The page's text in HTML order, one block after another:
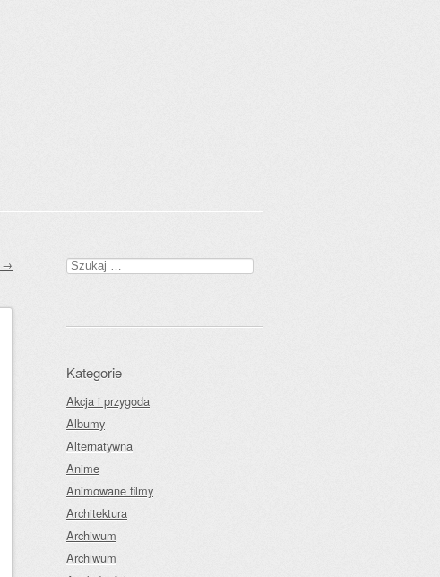
→ Szukaj:
Kategorie
Akcja i przygoda
Albumy
Alternatywna
Anime
Animowane filmy
Architektura
Archiwum
Archiwum